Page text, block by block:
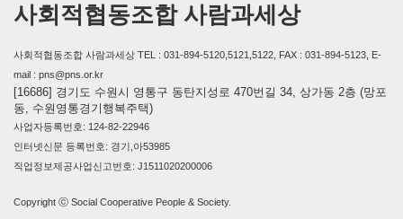
사회적협동조합 사람과세상
사회적협동조합 사람과세상 TEL : 031-894-5120,5121,5122, FAX : 031-894-5123, E-
mail : pns@pns.or.kr
[16686] 경기도 수원시 영통구 동탄지성로 470번길 34, 상가동 2층 (망포
동, 수원영통경기행복주택)
사업자등록번호: 124-82-22946
인터넷신문 등록번호: 경기,아53985
직업정보제공사업신고번호: J1511020200006
Copyright ⓒ Social Cooperative People & Society.